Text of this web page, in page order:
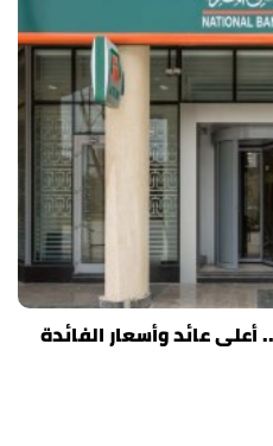
شهادات البنك الأهلي 2026.. أعلى عائد وأسعار الفائدة